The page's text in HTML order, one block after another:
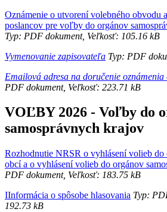
Oznámenie o utvorení volebného obvodu
poslancov pre voľby do orgánov
Typ: PDF dokument, Veľkosť: 105.16 kB
Vymenovanie zapisovateľa Typ: PDF
Emailová adresa na doručenie
PDF dokument, Veľkosť: 223.71 kB
VOĽBY 2026 - Voľby do
samosprávnych krajov
Rozhodnutie NRSR o vyhlásení volieb do
obcí a o vyhlásení volieb do orgánov
PDF dokument, Veľkosť: 183.75 kB
IInformácia o spôsobe hlasovania Typ:
192.73 kB